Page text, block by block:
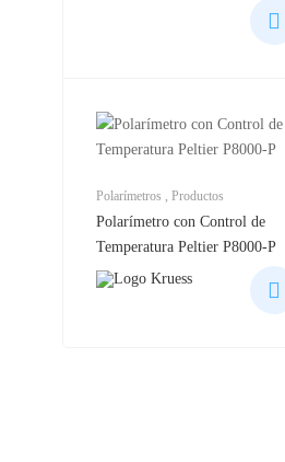
Polarímetros Productos
Polarímetro con Control de
Temperatura Peltier P8000-P